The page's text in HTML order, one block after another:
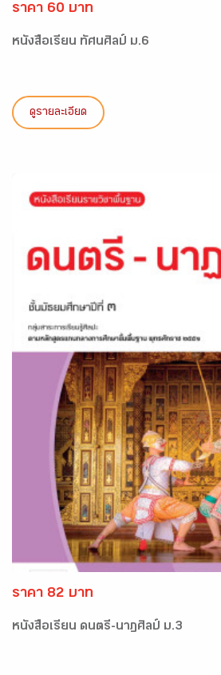
ราคา 60 บาท
หนังสือเรียน ทัศนศิลป์ ม.6
ดูรายละเอียด
ราคา 82 บาท
หนังสือเรียน ดนตรี-นาฏศิลป์ ม.3